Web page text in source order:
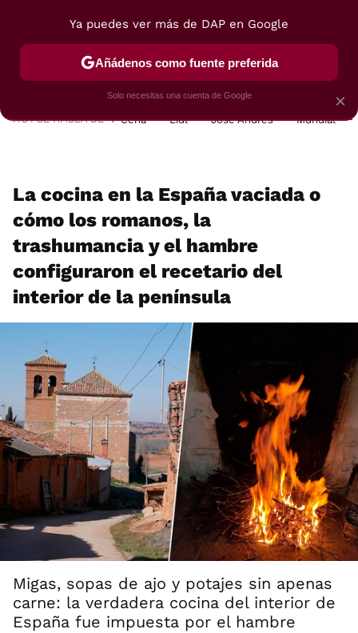
POSTRES VIAJES SELECCIÓN VEGUI
HOY SE HABLA DE Cena Lidl José Andrés Mundial
La cocina en la España vaciada o
cómo los romanos, la
trashumancia y el hambre
configuraron el recetario del
interior de la península
Migas, sopas de ajo y potajes sin apenas
carne: la verdadera cocina del interior de
España fue impuesta por el hambre
×
Ya puedes ver más de DAP en Google
Añádenos como fuente preferida
Solo necesitas una cuenta de Google